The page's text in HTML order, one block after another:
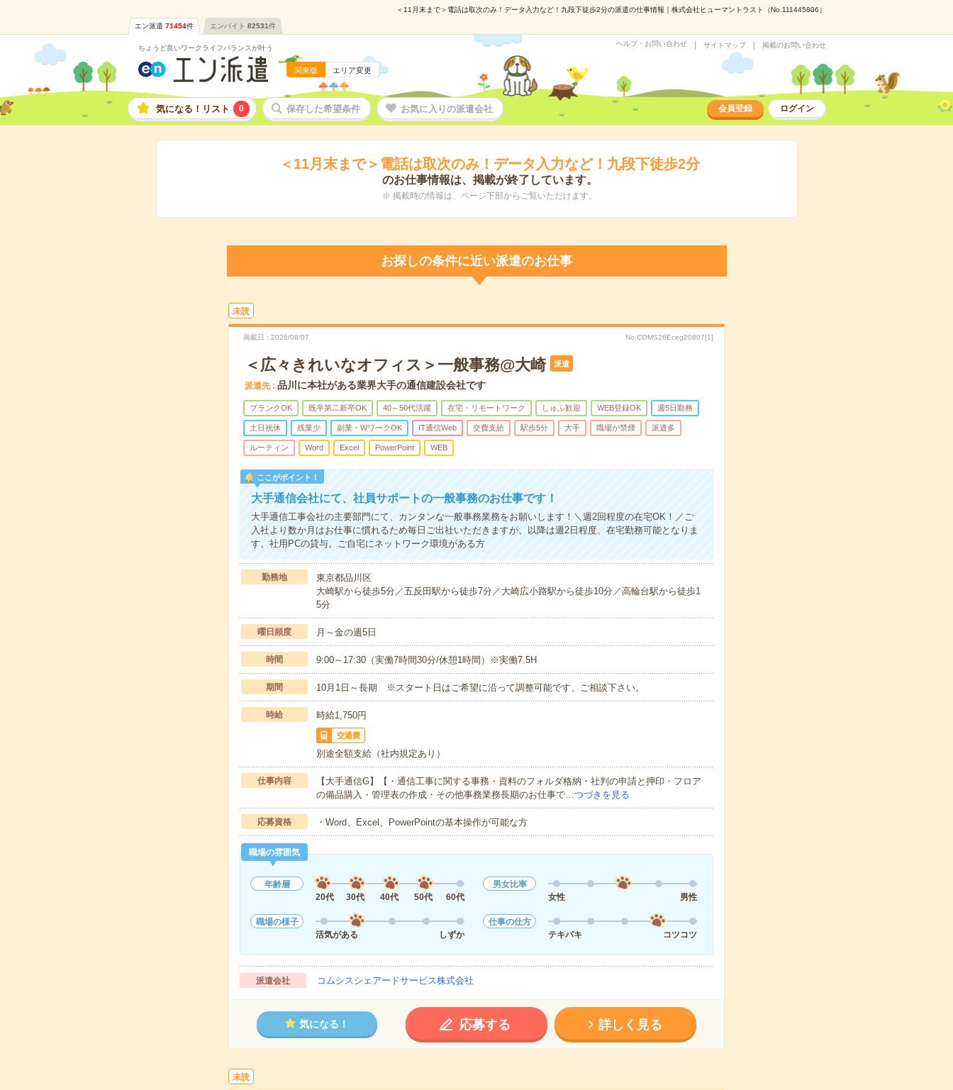
＜11月末まで＞電話は取次のみ！データ入力など！九段下徒歩2分の派遣の仕事情報｜株式会社ヒューマントラスト（No.111445806）
エン派遣 71454件 エンバイト 82531件
ちょうど良いワークライフバランスが叶う
関東版 エリア変更
ヘルプ・お問い合わせ サイトマップ 掲載のお問い合わせ
気になる！リスト 0 保存した希望条件 お気に入りの派遣会社 会員登録 ログイン
＜11月末まで＞電話は取次のみ！データ入力など！九段下徒歩2分
のお仕事情報は、掲載が終了しています。
※ 掲載時の情報は、ページ下部からご覧いただけます。
お探しの条件に近い派遣のお仕事
未読
掲載日 2026/08/07 No.COMS26Eceg20807[1]
＜広々きれいなオフィス＞一般事務@大崎 派遣
派遣先 品川に本社がある業界大手の通信建設会社です
ブランクOK 既卒第二新卒OK 40～50代活躍 在宅・リモートワーク しゅふ歓迎 WEB登録OK 週5日勤務
土日祝休 残業少 副業・WワークOK IT通信Web 交費支給 駅歩5分 大手 職場が禁煙 派遣多
ルーティン Word Excel PowerPoint WEB
ここがポイント！
大手通信会社にて、社員サポートの一般事務のお仕事です！
大手通信工事会社の主要部門にて、カンタンな一般事務業務をお願いします！＼週2回程度の在宅OK！／ご
入社より数か月はお仕事に慣れるため毎日ご出社いただきますが、以降は週2日程度、在宅勤務可能となりま
す。社用PCの貸与。ご自宅にネットワーク環境がある方
勤務地
東京都品川区
大崎駅から徒歩5分／五反田駅から徒歩7分／大崎広小路駅から徒歩10分／高輪台駅から徒歩1
5分
曜日頻度 月～金の週5日
時間 9:00～17:30（実働7時間30分/休憩1時間）※実働7.5H
期間 10月1日～長期 ※スタート日はご希望に沿って調整可能です、ご相談下さい。
時給 時給1,750円
交通費
別途全額支給（社内規定あり）
仕事内容
【大手通信G】【・通信工事に関する事務・資料のフォルダ格納・社判の申請と押印・フロア
の備品購入・管理表の作成・その他事務業務長期のお仕事で…つづきを見る
応募資格 ・Word、Excel、PowerPointの基本操作が可能な方
職場の雰囲気
年齢層
20代
30代 40代 50代 60代
男女比率
女性
男性
職場の様子
活気がある
しずか
仕事の仕方
テキパキ
コツコツ
派遣会社 コムシスシェアードサービス株式会社
気になる！ 応募する 詳しく見る
未読